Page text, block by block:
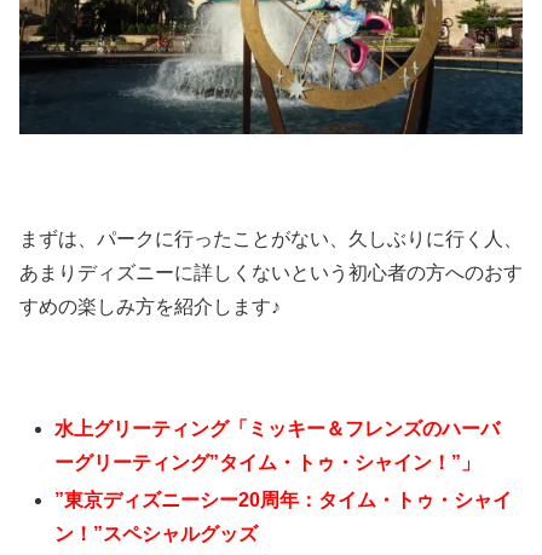
まずは、パークに行ったことがない、久しぶりに行く人、
あまりディズニーに詳しくないという初心者の方へのおす
すめの楽しみ方を紹介します♪
水上グリーティング「ミッキー＆フレンズのハーバ
ーグリーティング”タイム・トゥ・シャイン！”」
”東京ディズニーシー20周年：タイム・トゥ・シャイ
ン！”スペシャルグッズ